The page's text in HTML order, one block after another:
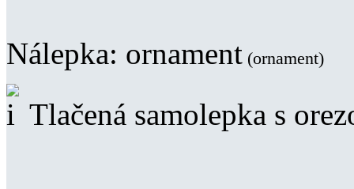
Nálepka: ornament (ornament)
Tlačená samolepka s